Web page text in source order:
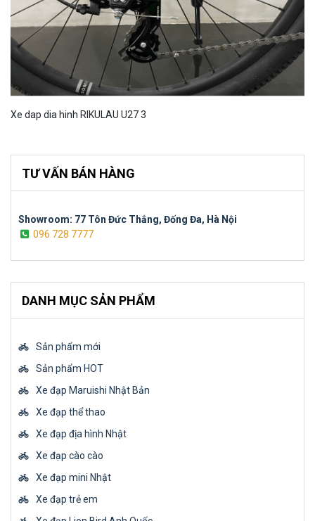
Xe dap dia hinh RIKULAU U27 3
TƯ VẤN BÁN HÀNG
Showroom: 77 Tôn Đức Thắng, Đống Đa, Hà Nội
096 728 7777
DANH MỤC SẢN PHẨM
Sản phẩm mới
Sản phẩm HOT
Xe đạp Maruishi Nhật Bản
Xe đạp thể thao
Xe đạp địa hình Nhật
Xe đạp cào cào
Xe đạp mini Nhật
Xe đạp trẻ em